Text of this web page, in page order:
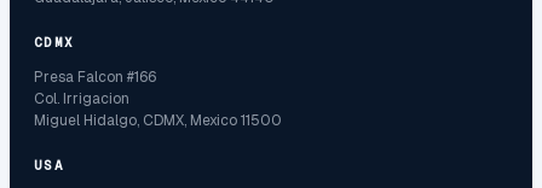
CDMX
Presa Falcon #166
Col. Irrigacion
Miguel Hidalgo, CDMX, Mexico 11500
USA